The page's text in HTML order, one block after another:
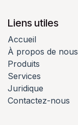
Liens utiles
Accueil
À propos de nous
Produits
Services
Juridique
Contactez-nous